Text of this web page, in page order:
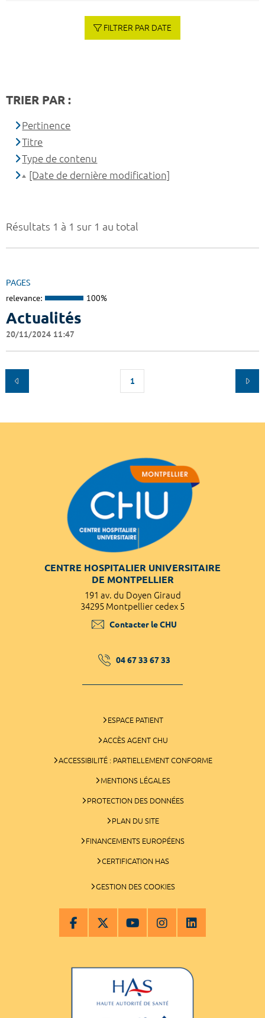
Résultats 1 à 1 sur 1 au total
PAGES
relevance: 100%
Actualités
20/11/2024 11:47
1
FILTRER PAR DATE
TRIER PAR :
Pertinence
Titre
Type de contenu
[Date de dernière modification]
CENTRE HOSPITALIER UNIVERSITAIRE
DE MONTPELLIER
191 av. du Doyen Giraud
34295 Montpellier cedex 5
Contacter le CHU
04 67 33 67 33
ESPACE PATIENT
ACCÈS AGENT CHU
ACCESSIBILITÉ : PARTIELLEMENT CONFORME
MENTIONS LÉGALES
PROTECTION DES DONNÉES
PLAN DU SITE
FINANCEMENTS EUROPÉENS
CERTIFICATION HAS
GESTION DES COOKIES